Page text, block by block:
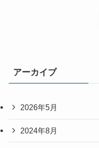
アーカイブ
2026年5月
2024年8月